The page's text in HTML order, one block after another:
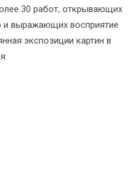
30 работ, открывающих
и выражающих восприятие
экспозиции картин в